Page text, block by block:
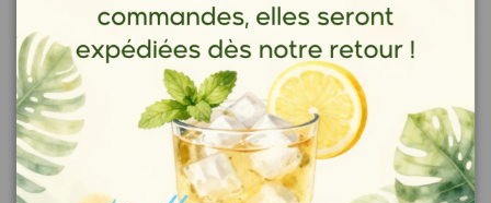
l'objet du conseil d'un professionnel de santé.
Conseils de préparations